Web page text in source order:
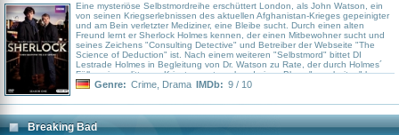
Eine mysteriöse Selbstmordreihe erschüttert London, als John Watson, ein
von seinen Kriegserlebnissen des aktuellen Afghanistan-Krieges gepeinigter
und am Bein verletzter Mediziner, eine Bleibe sucht. Durch einen alten
Freund lernt er Sherlock Holmes kennen, der einen Mitbewohner sucht und
seines Zeichens "Consulting Detective" und Betreiber der Webseite "The
Science of Deduction" ist. Nach einem weiteren "Selbstmord" bittet DI
Lestrade Holmes in Begleitung von Dr. Watson zu Rate, der durch Holmes´
Fälle seine erlittenen Kriestraumata anhand eines Blogs "verarbeiten" kann.
Genre: Crime Drama IMDb: 9 / 10
Breaking Bad